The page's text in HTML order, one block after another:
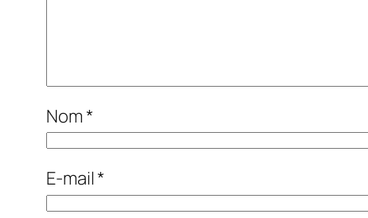
Nom*
E-mail*